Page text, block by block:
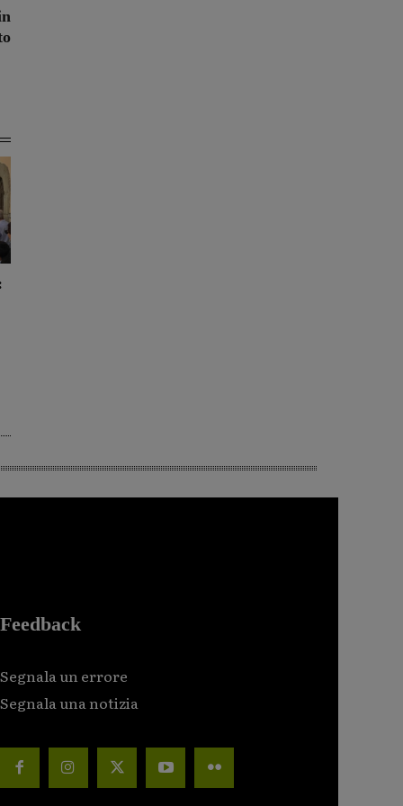
Feedback
Segnala un errore
Segnala una notizia